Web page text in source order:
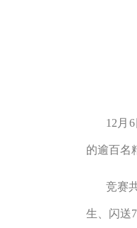
12 月 6
的逾百名
竞赛
生、闪送7